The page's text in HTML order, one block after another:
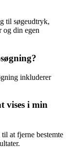
til søgeudtryk,
og din egen
inkluderer
vises i min
at fjerne bestemte